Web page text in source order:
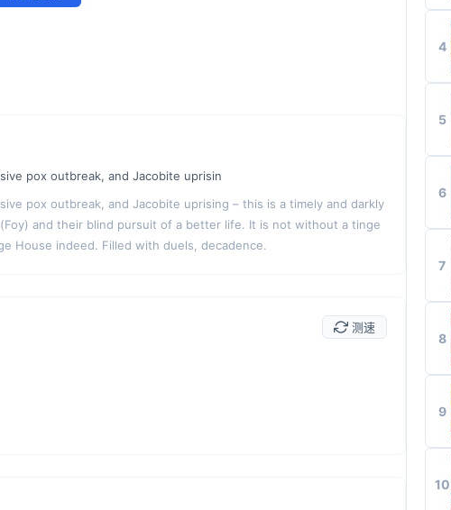
pox outbreak, and Jacobite uprisin
pox outbreak, and Jacobite uprising – this is a timely and darkly
and their blind pursuit of a better life. It is not without a tinge
House indeed. Filled with duels, decadence.
测速
4
5
6
7
8
9
10